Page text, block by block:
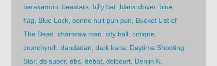
barakamon
beastars billy bat black clover, blue
flag
Blue Lock bonne nuit pun pun
Bucket List of
The Dead ,chainsaw man ,city hall ,critique
crunchyroll ,dandadan ,dark kana
Daytime Shooting
Star,db super,dbs ,débat ,delcourt Denjin N